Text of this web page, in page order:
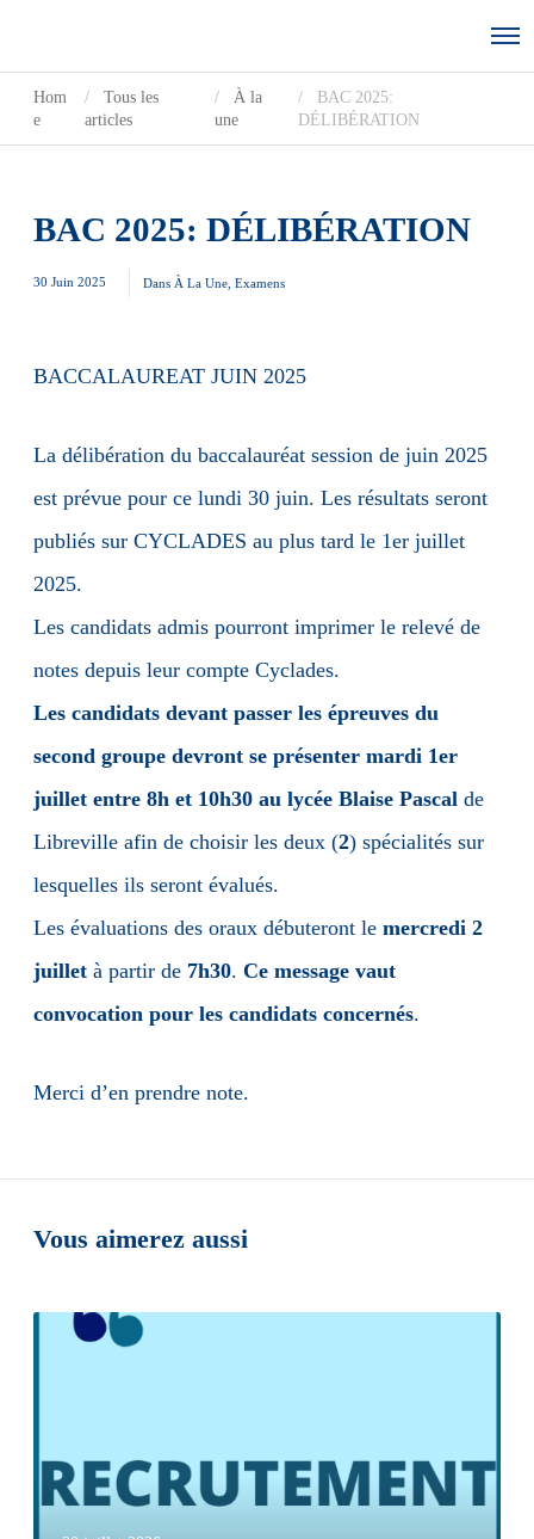
Hom
e
Tous les
articles
À la
une
BAC 2025:
DÉLIBÉRATION
BAC 2025: DÉLIBÉRATION
30 Juin 2025 Dans À La Une Examens
BACCALAUREAT JUIN 2025
La délibération du baccalauréat session de juin 2025
est prévue pour ce lundi 30 juin. Les résultats seront
publiés sur CYCLADES au plus tard le 1er juillet
2025.
Les candidats admis pourront imprimer le relevé de
notes depuis leur compte Cyclades.
Les candidats devant passer les épreuves du
second groupe devront se présenter mardi 1er
juillet entre 8h et 10h30 au lycée Blaise Pascal de
Libreville afin de choisir les deux (2) spécialités sur
lesquelles ils seront évalués.
Les évaluations des oraux débuteront le mercredi 2
juillet à partir de 7h30. Ce message vaut
convocation pour les candidats concernés.
Merci d’en prendre note.
Vous aimerez aussi